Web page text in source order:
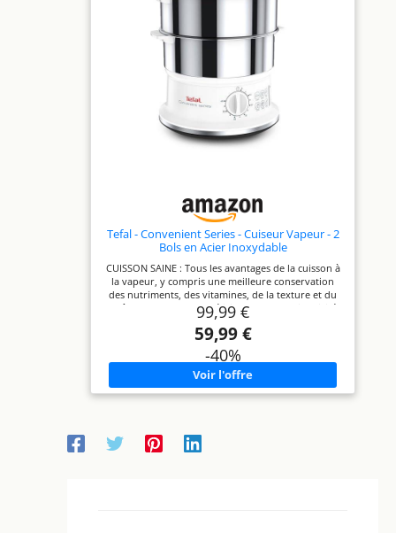
le niveau d’eau de la cuve
800 W de puissance. Des
finitions de qualité en
acier brossé Ne retirez en
aucun cas tous les
paniers à la fois. Retirez
les paniers un à un en
commençant par le
panier du haut. Le
couvercle du cuiseur à
Tefal - Convenient Series - Cuiseur Vapeur - 2
Bols en Acier Inoxydable
CUISSON SAINE : Tous les avantages de la cuisson à
la vapeur, y compris une meilleure conservation
des nutriments, des vitamines, de la texture et du
goût, pour des repas délicieux en toute simplicité
LONGUE DURÉE DE VIE : Cuiseur vapeur avec bols
en acier inoxydable très résistant GAIN DE PLACE :
Bols empilables sur la base pour un rangement
compact qui permet d'économiser de l'espace
GRANDE CAPACITÉ : 2 bols d'une capacité suffisante
pour cuire un repas complet en une seule fois
FONCTIONS INTELLIGENTES : Minuterie de 60
NETTOYER : les bols, le bol à riz, le couvercle et le
bac à jus passent au lave-vaisselle REPARABILITE 15
99,99 €
59,99 €
-40%